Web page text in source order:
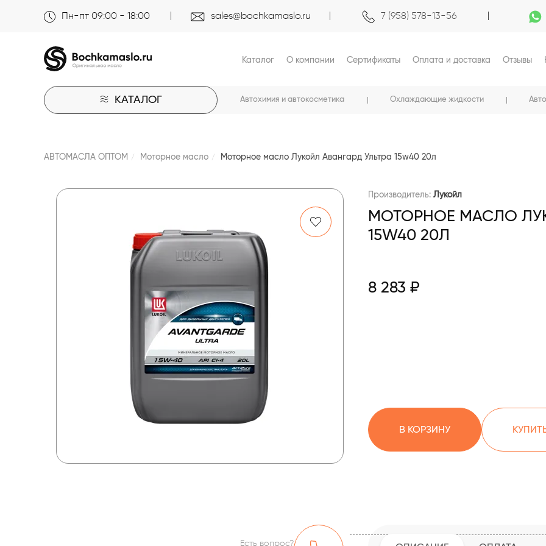
Пн-пт 09:00 - 18:00 sales@bochkamaslo.ru 7 (958) 578-13-56
Каталог О компании Сертификаты Оплата и доставка Отзывы
КАТАЛОГ Автохимия и автокосметика Охлаждающие жидкости
АВТОМАСЛА ОПТОМ Моторное масло Моторное масло Лукойл Авангард Ультра 15w40 20л
Производитель: Лукойл
МОТОРНОЕ МАСЛО
15W40 20Л
8 283 ₽
В КОРЗИНУ
Есть вопрос?